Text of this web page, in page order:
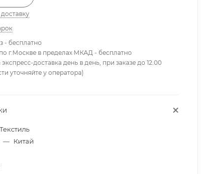
- бесплатно
г.Москве в пределах МКАД - бесплатно
доставка день в день, при заказе до 12.00
уточняйте у оператора)
Текстиль
— Китай